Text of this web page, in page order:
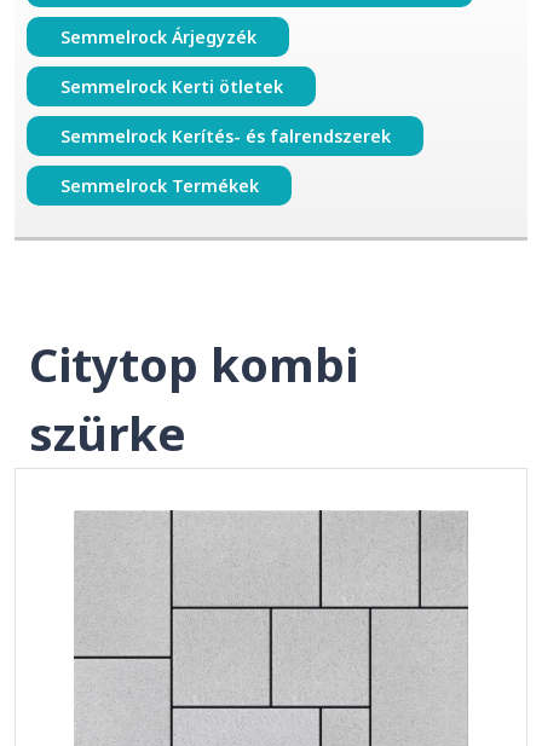
Semmelrock Árjegyzék
Semmelrock Kerti ötletek
Semmelrock Kerítés- és falrendszerek
Semmelrock Termékek
Citytop kombi
szürke